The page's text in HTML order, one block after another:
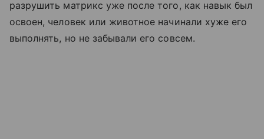
разрушить матрикс уже после того, как навык был
освоен, человек или животное начинали хуже его
выполнять, но не забывали его совсем.